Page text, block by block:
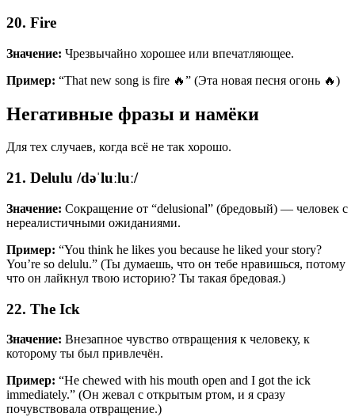
20. Fire
Значение: Чрезвычайно хорошее или впечатляющее.
Пример: “That new song is fire 🔥” (Эта новая песня огонь 🔥)
Негативные фразы и намёки
Для тех случаев, когда всё не так хорошо.
21. Delulu /dəˈluːluː/
Значение: Сокращение от “delusional” (бредовый) — человек с
нереалистичными ожиданиями.
Пример: “You think he likes you because he liked your story?
You’re so delulu.” (Ты думаешь, что он тебе нравишься, потому
что он лайкнул твою историю? Ты такая бредовая.)
22. The Ick
Значение: Внезапное чувство отвращения к человеку, к
которому ты был привлечён.
Пример: “He chewed with his mouth open and I got the ick
immediately.” (Он жевал с открытым ртом, и я сразу
почувствовала отвращение.)